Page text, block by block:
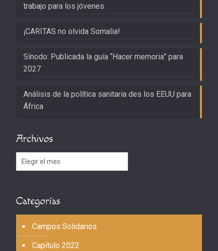
trabajo para los jóvenes
¡CARITAS no olvida Somalia!
Sínodo: Publicada la guía “Hacer memoria” para
2027
Análisis de la política sanitaria des los EEUU para
África
Archivos
Archivos
Categorías
Campos Solidarios
Capítulo 2022